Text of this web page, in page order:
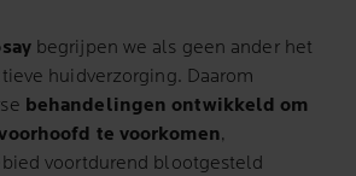
begrijpen we als geen ander het
huidverzorging. Daarom
behandelingen ontwikkeld om
te voorkomen,
voortdurend blootgesteld